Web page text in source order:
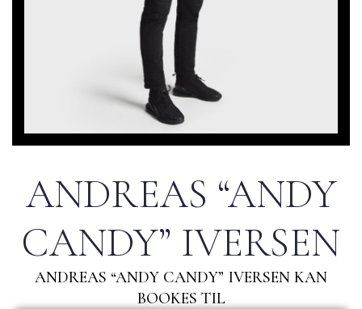
ANDREAS “ANDY
CANDY” IVERSEN
ANDREAS “ANDY CANDY” IVERSEN KAN
BOOKES TIL